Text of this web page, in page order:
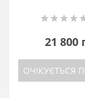
21 800
ОЧІКУЄТЬСЯ